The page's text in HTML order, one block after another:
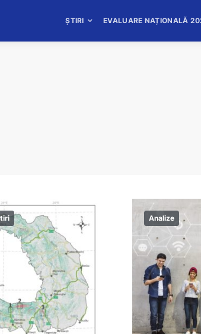
ȘTIRI EVALUARE NAȚIONALĂ
Analize